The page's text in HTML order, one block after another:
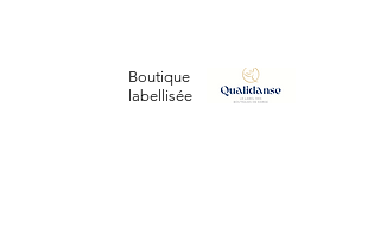
Boutique
labellisée